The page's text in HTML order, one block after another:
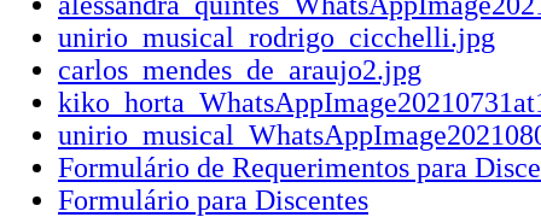
unirio_musical_rodrigo_cicchelli.jpg
carlos_mendes_de_araujo2.jpg
Formulário de Requerimentos para
Formulário para Discentes